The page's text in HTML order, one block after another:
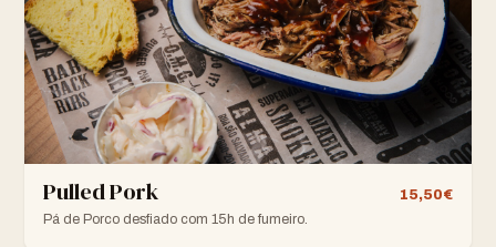
Pulled Pork
15,50€
Pá de Porco desfiado com 15h de fumeiro.